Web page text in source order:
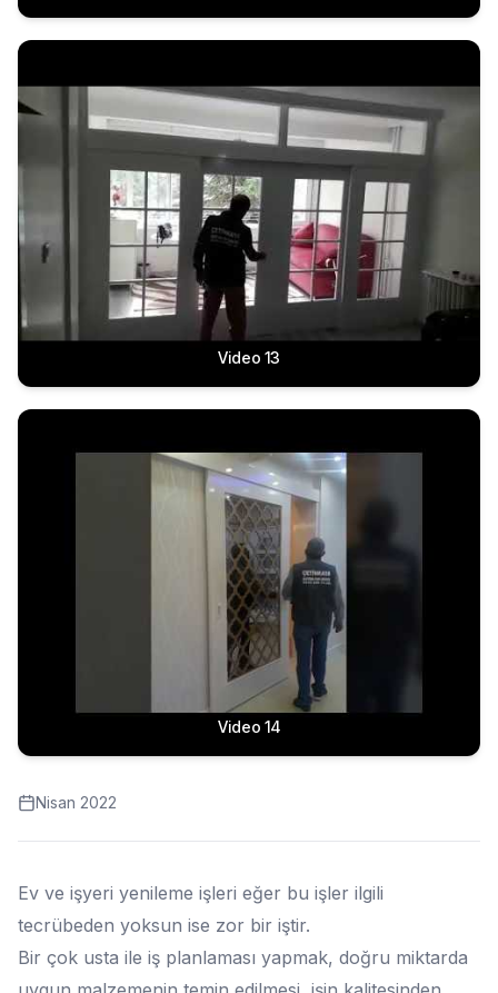
Video 13
Video 14
Nisan 2022
Ev ve işyeri yenileme işleri eğer bu işler ilgili
tecrübeden yoksun ise zor bir iştir.
Bir çok usta ile iş planlaması yapmak, doğru miktarda